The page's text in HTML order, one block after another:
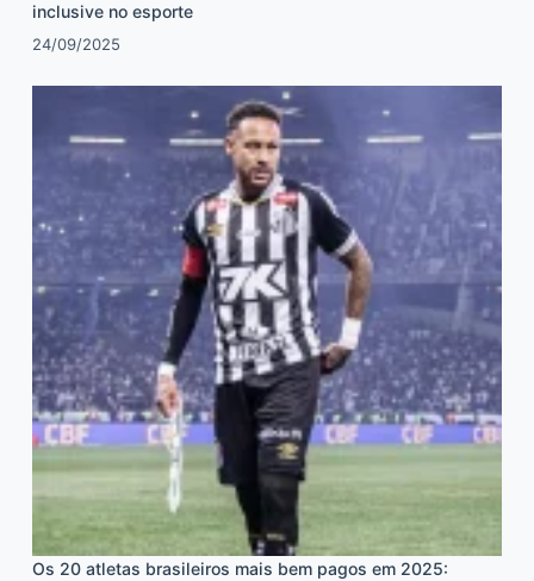
inclusive no esporte
24/09/2025
Os 20 atletas brasileiros mais bem pagos em 2025: